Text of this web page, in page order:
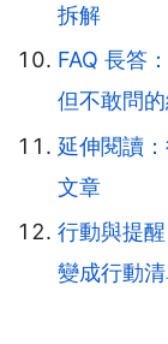
拆解
FAQ 長答
但不敢問
延伸閱讀
文章
行動與提
變成行動